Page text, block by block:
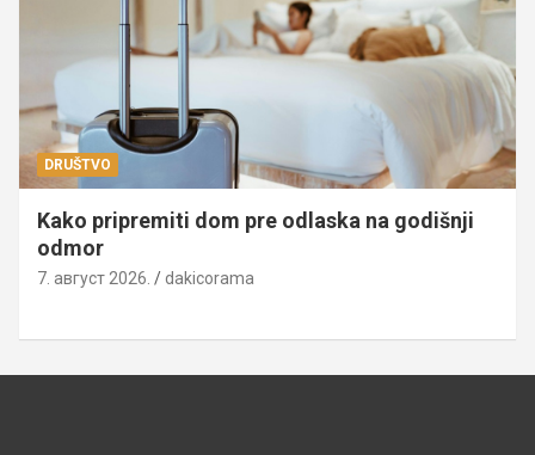
DRUŠTVO
Kako pripremiti dom pre odlaska na godišnji
odmor
7. август 2026. dakicorama